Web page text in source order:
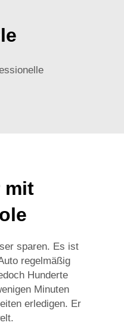
mit
sparen. Es ist
regelmäßig
Hunderte
Minuten
erledigen. Er